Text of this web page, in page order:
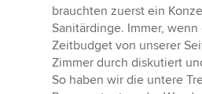
brauchten zuerst ein
Sanitärdinge. Immer,
Zeitbudget von unserer
Zimmer durch diskutiert
So haben wir die untere